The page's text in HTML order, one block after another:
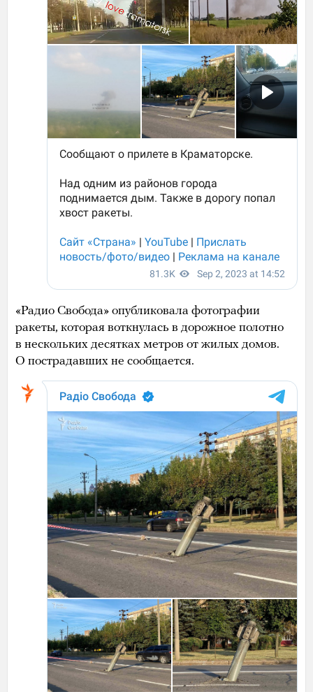
«Радио Свобода» опубликовала фотографии
ракеты, которая воткнулась в дорожное полотно
в нескольких десятках метров от жилых домов.
О пострадавших не сообщается.